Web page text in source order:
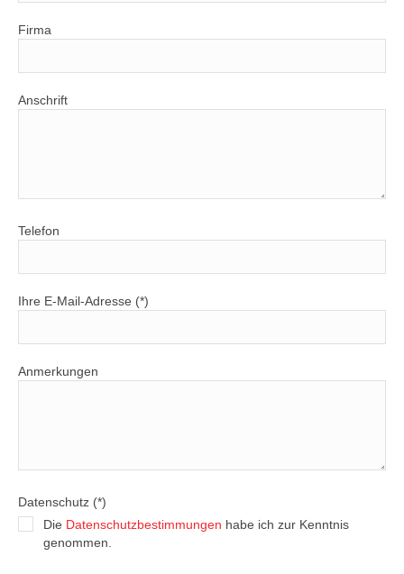
Firma
Anschrift
Telefon
Ihre E-Mail-Adresse (*)
Anmerkungen
Datenschutz (*)
Die Datenschutzbestimmungen habe ich zur Kenntnis
genommen.